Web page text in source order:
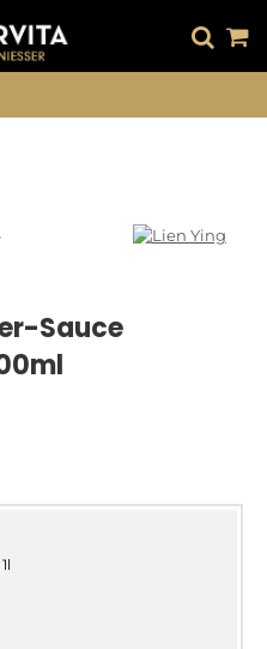
DIREKT
ZUM
INHALT
UM ZU SUCHEN
Sauce